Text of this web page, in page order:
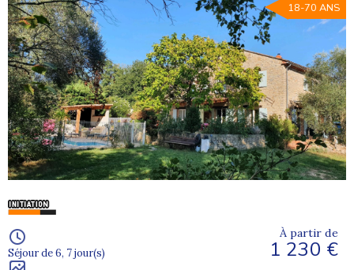
18-70 ANS
Séjour de 6, 7 jour(s)
À partir de
1 230 €